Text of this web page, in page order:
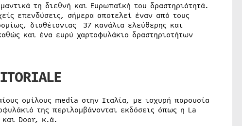
τη διεθνή και Ευρωπαϊκή του δραστηριότητά.
επενδύσεις, σήμερα αποτελεί έναν από τους
διαθέτοντας 37 κανάλια ελεύθερης και
και ένα ευρύ χαρτοφυλάκιο δραστηριοτήτων
ομίλους media στην Ιταλία, με ισχυρή παρουσία
της περιλαμβάνονται εκδόσεις όπως η La
Door, κ.ά.